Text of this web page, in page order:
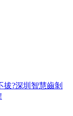
拔?深圳智慧齒剝